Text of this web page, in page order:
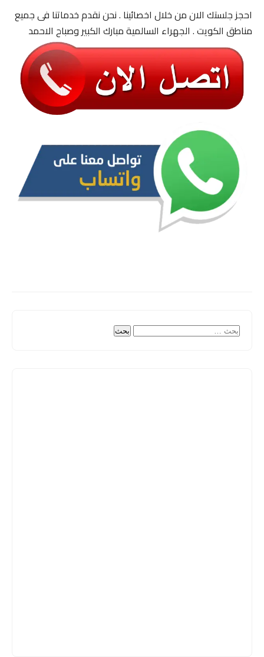
احجز جلستك الان من خلال اخصائينا . نحن نقدم خدماتنا فى جميع
مناطق الكويت . الجهراء السالمية مبارك الكبير وصباح الاحمد
البحث